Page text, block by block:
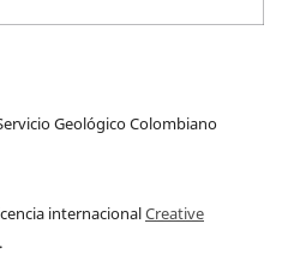
Geológico Colombiano
internacionalCreative
.